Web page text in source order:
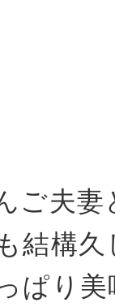
ご夫
結構
ぱり